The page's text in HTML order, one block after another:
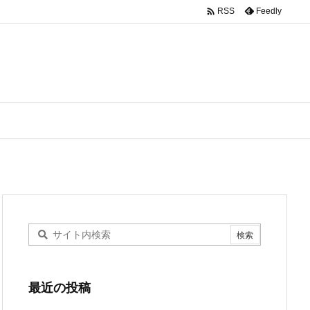
 RSS Feedly
最近の投稿